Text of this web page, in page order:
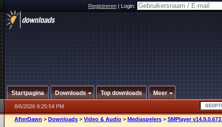
Registreren|Login:
Startpagina Downloads Top downloads Meer
8/6/2026 9:25:54 PM
AfterDawn > Downloads > Video & Audio > Mediaspelers > SMPlayer